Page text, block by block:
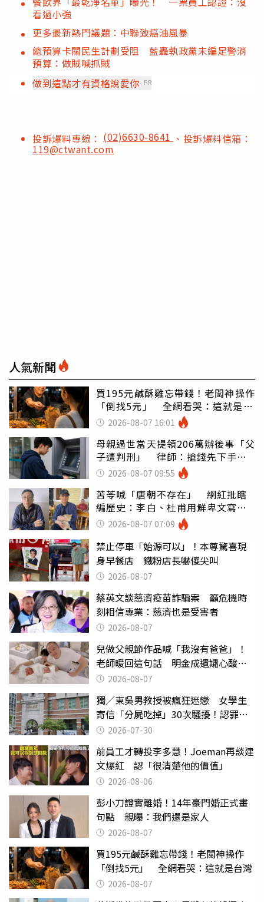
看過小強
更多最新熱門議題：中聯致癌油風暴
總預算卡關民生計劃受阻 藍轟執政黨未編足警消
預算：做賊喊抓賊
做到這點才有資格說愛你 PR
投訴爆料專線： (02)6630-8641 、投訴爆料信箱：
119@ctwant.com
人氣新聞
買195元鹹酥雞忘帶錢！老闆神操作
「倒找5元」 全網看哭：這就是台
灣 2026-08-07 16:01
母親過世當天提領206萬辦後事「父
子遭判刑」 律師：搶錢先下手是
罪 2026-08-07 09:55
苦苓喊「唐朝不存在」 網紅批瞎
編歷史：李白、杜甫用鮮卑文寫
詩？2026-08-07 07:09
禁止停車「始源可以」！本尊驚喜現
身早餐店 鐵粉店長嚇傻尖叫
2026-08-07
蔡英文談慈濟疫苗詐騙案 籲危機時
刻相信專業：慈濟也是受害者
2026-08-07
兒做父親節作品喊「我沒有爸爸」！
老師暖回這句話 明金成遺孀心酸惹
淚 2026-08-07
獨／東吳男教授被瘋狂迷戀 女學生
寄信「分屍吃掉」30次騷擾！認罪免
關 2026-07-30
前員工才轉投李多慧！Joeman再談建
文爆紅 認「很清楚他的價值」
2026-08-06
彭小刀證實離婚！14年豪門婚正式畫
句點 親曝：我們還是家人
2026-08-07
買195元鹹酥雞忘帶錢！老闆神操作
「倒找5元」 全網看哭：這就是台灣
2026-08-07